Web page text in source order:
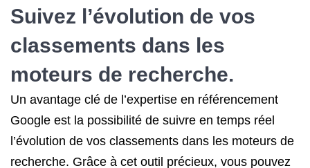
Suivez l’évolution de vos
classements dans les
moteurs de recherche.
Un avantage clé de l’expertise en référencement
Google est la possibilité de suivre en temps réel
l’évolution de vos classements dans les moteurs de
recherche. Grâce à cet outil précieux, vous pouvez